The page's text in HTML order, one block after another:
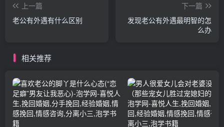
上一篇
老公有外遇有什么区别
下一篇
发现老公有外遇最明智的怎
么办
相关推荐